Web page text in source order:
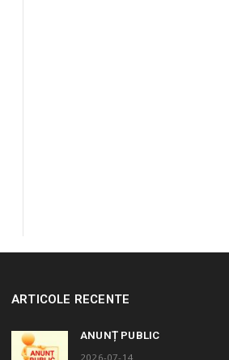
ARTICOLE RECENTE
ANUNȚ PUBLIC
2026-07-14